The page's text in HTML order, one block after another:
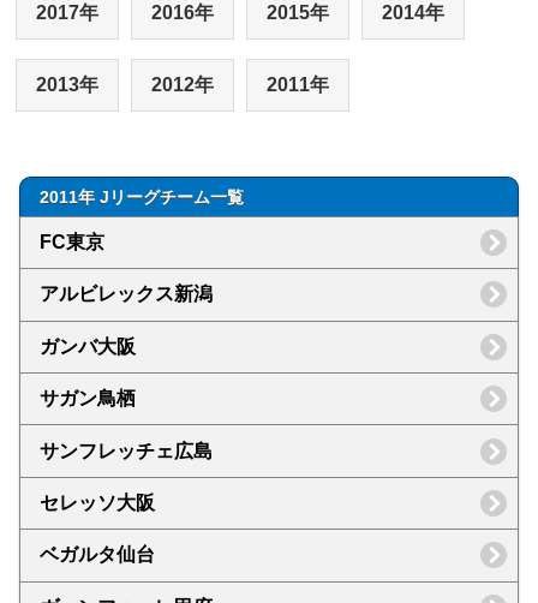
2017年 2016年 2015年 2014年
2013年 2012年 2011年
2011年 Jリーグチーム一覧
FC東京
アルビレックス新潟
ガンバ大阪
サガン鳥栖
サンフレッチェ広島
セレッソ大阪
ベガルタ仙台